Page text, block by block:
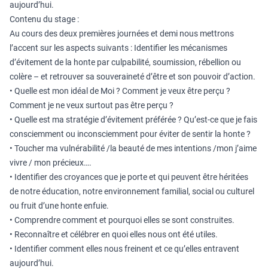
aujourd’hui.
Contenu du stage :
Au cours des deux premières journées et demi nous mettrons
l’accent sur les aspects suivants : Identifier les mécanismes
d’évitement de la honte par culpabilité, soumission, rébellion ou
colère – et retrouver sa souveraineté d’être et son pouvoir d’action.
• Quelle est mon idéal de Moi ? Comment je veux être perçu ?
Comment je ne veux surtout pas être perçu ?
• Quelle est ma stratégie d’évitement préférée ? Qu’est-ce que je fais
consciemment ou inconsciemment pour éviter de sentir la honte ?
• Toucher ma vulnérabilité /la beauté de mes intentions /mon j’aime
vivre / mon précieux….
• Identifier des croyances que je porte et qui peuvent être héritées
de notre éducation, notre environnement familial, social ou culturel
ou fruit d’une honte enfuie.
• Comprendre comment et pourquoi elles se sont construites.
• Reconnaître et célébrer en quoi elles nous ont été utiles.
• Identifier comment elles nous freinent et ce qu’elles entravent
aujourd’hui.